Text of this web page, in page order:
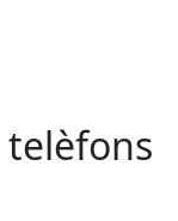
telèfons